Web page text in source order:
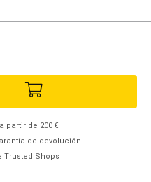
partir de 200 €
de devolución
Trusted Shops